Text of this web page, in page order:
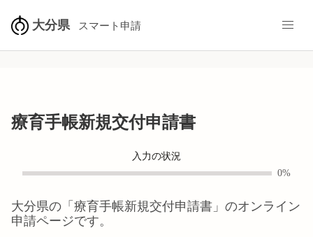
大分県 スマート申請
療育手帳新規交付申請書
入力の状況
0%
大分県の「 療育手帳新規交付申請書 」のオンライン
申請ページです。